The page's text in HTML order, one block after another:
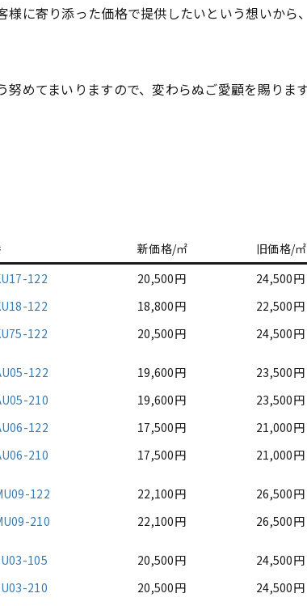
に寄り添った価格で提供したいという想いから
めてまいりますので、変わらぬご愛顧を賜りま
新価格/㎡
旧価格/㎡
122 20,500円
24,500円
122
18,800円
22,500円
122
20,500円 24,500円
122 19,600円
23,500円
210
19,600円
23,500円
122
17,500円
21,000円
210
17,500円 21,000円
122 22,100円
26,500円
210
22,100円 26,500円
105 20,500円
24,500円
210
20,500円
24,500円